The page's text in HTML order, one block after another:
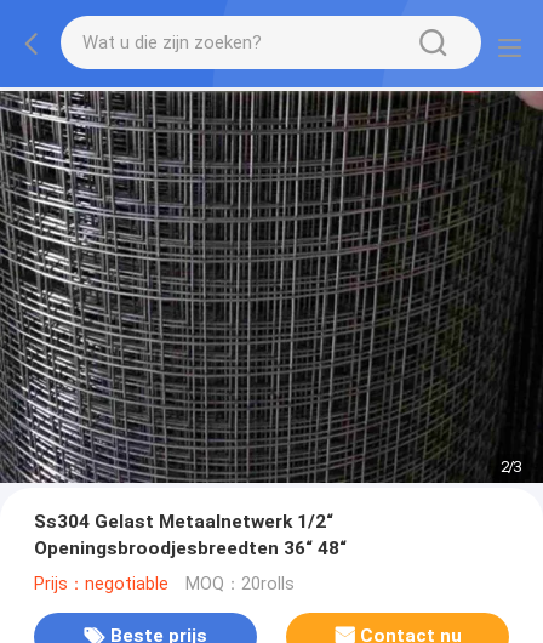
2/3
Ss304 Gelast Metaalnetwerk 1/2“
Openingsbroodjesbreedten 36“ 48“
Prijs：negotiable MOQ：20rolls
Beste prijs Contact nu